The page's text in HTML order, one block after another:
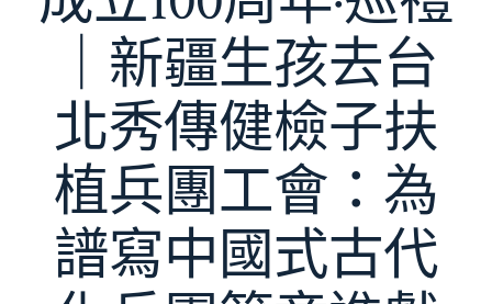
｜新疆生孩去台
北秀傳健檢子扶
植兵團工會：為
譜寫中國式古代